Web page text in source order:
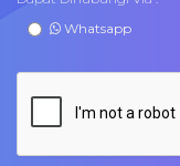
Whatsapp